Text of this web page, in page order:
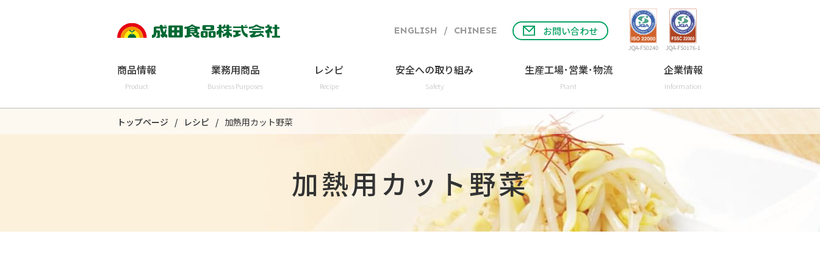
ENGLISH / CHINESE お問い合わせ
JQA-FS0240 JQA-FS0176-1
商品情報
Product
業務用商品
Business Purposes
レシピ
Recipe
安全への取り組み
Safety
生産工場･営業･物流
Plant
企業情報
Information
トップページ レシピ 加熱用カット野菜
加熱用カット野菜